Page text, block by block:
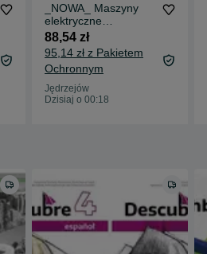
_NOWA_ Maszyny
elektryczne
podręcznik Goźlińska
WSIP
88,54 zł
95,14 zł z Pakietem
Ochronnym
Jędrzejów
Dzisiaj o 00:18